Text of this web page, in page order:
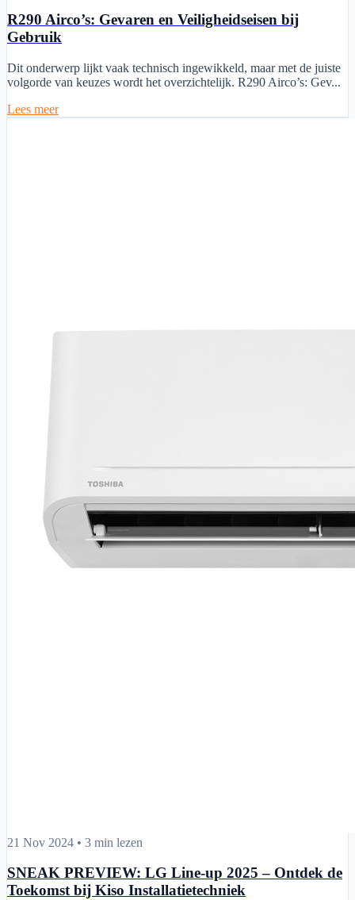
R290 Airco’s: Gevaren en Veiligheidseisen bij
Gebruik
Dit onderwerp lijkt vaak technisch ingewikkeld, maar met de juiste
volgorde van keuzes wordt het overzichtelijk. R290 Airco’s: Gev...
Lees meer
SNEAK PREVIEW: LG Line-up 2025 – Ontdek de Toekomst bij
21 Nov 2024 • 3 min lezen
SNEAK PREVIEW: LG Line-up 2025 – Ontdek de
Toekomst bij Kiso Installatietechniek